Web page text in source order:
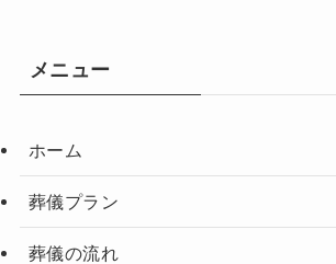
メニュー
ホーム
葬儀プラン
葬儀の流れ